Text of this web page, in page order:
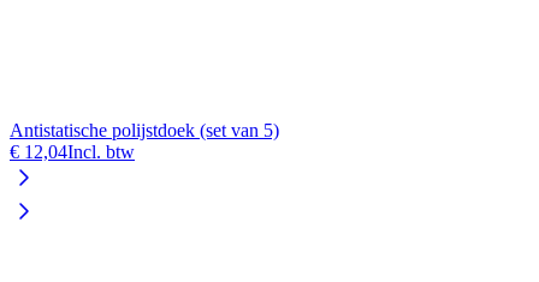
Antistatische polijstdoek (set van 5)
€ 12,04Incl. btw